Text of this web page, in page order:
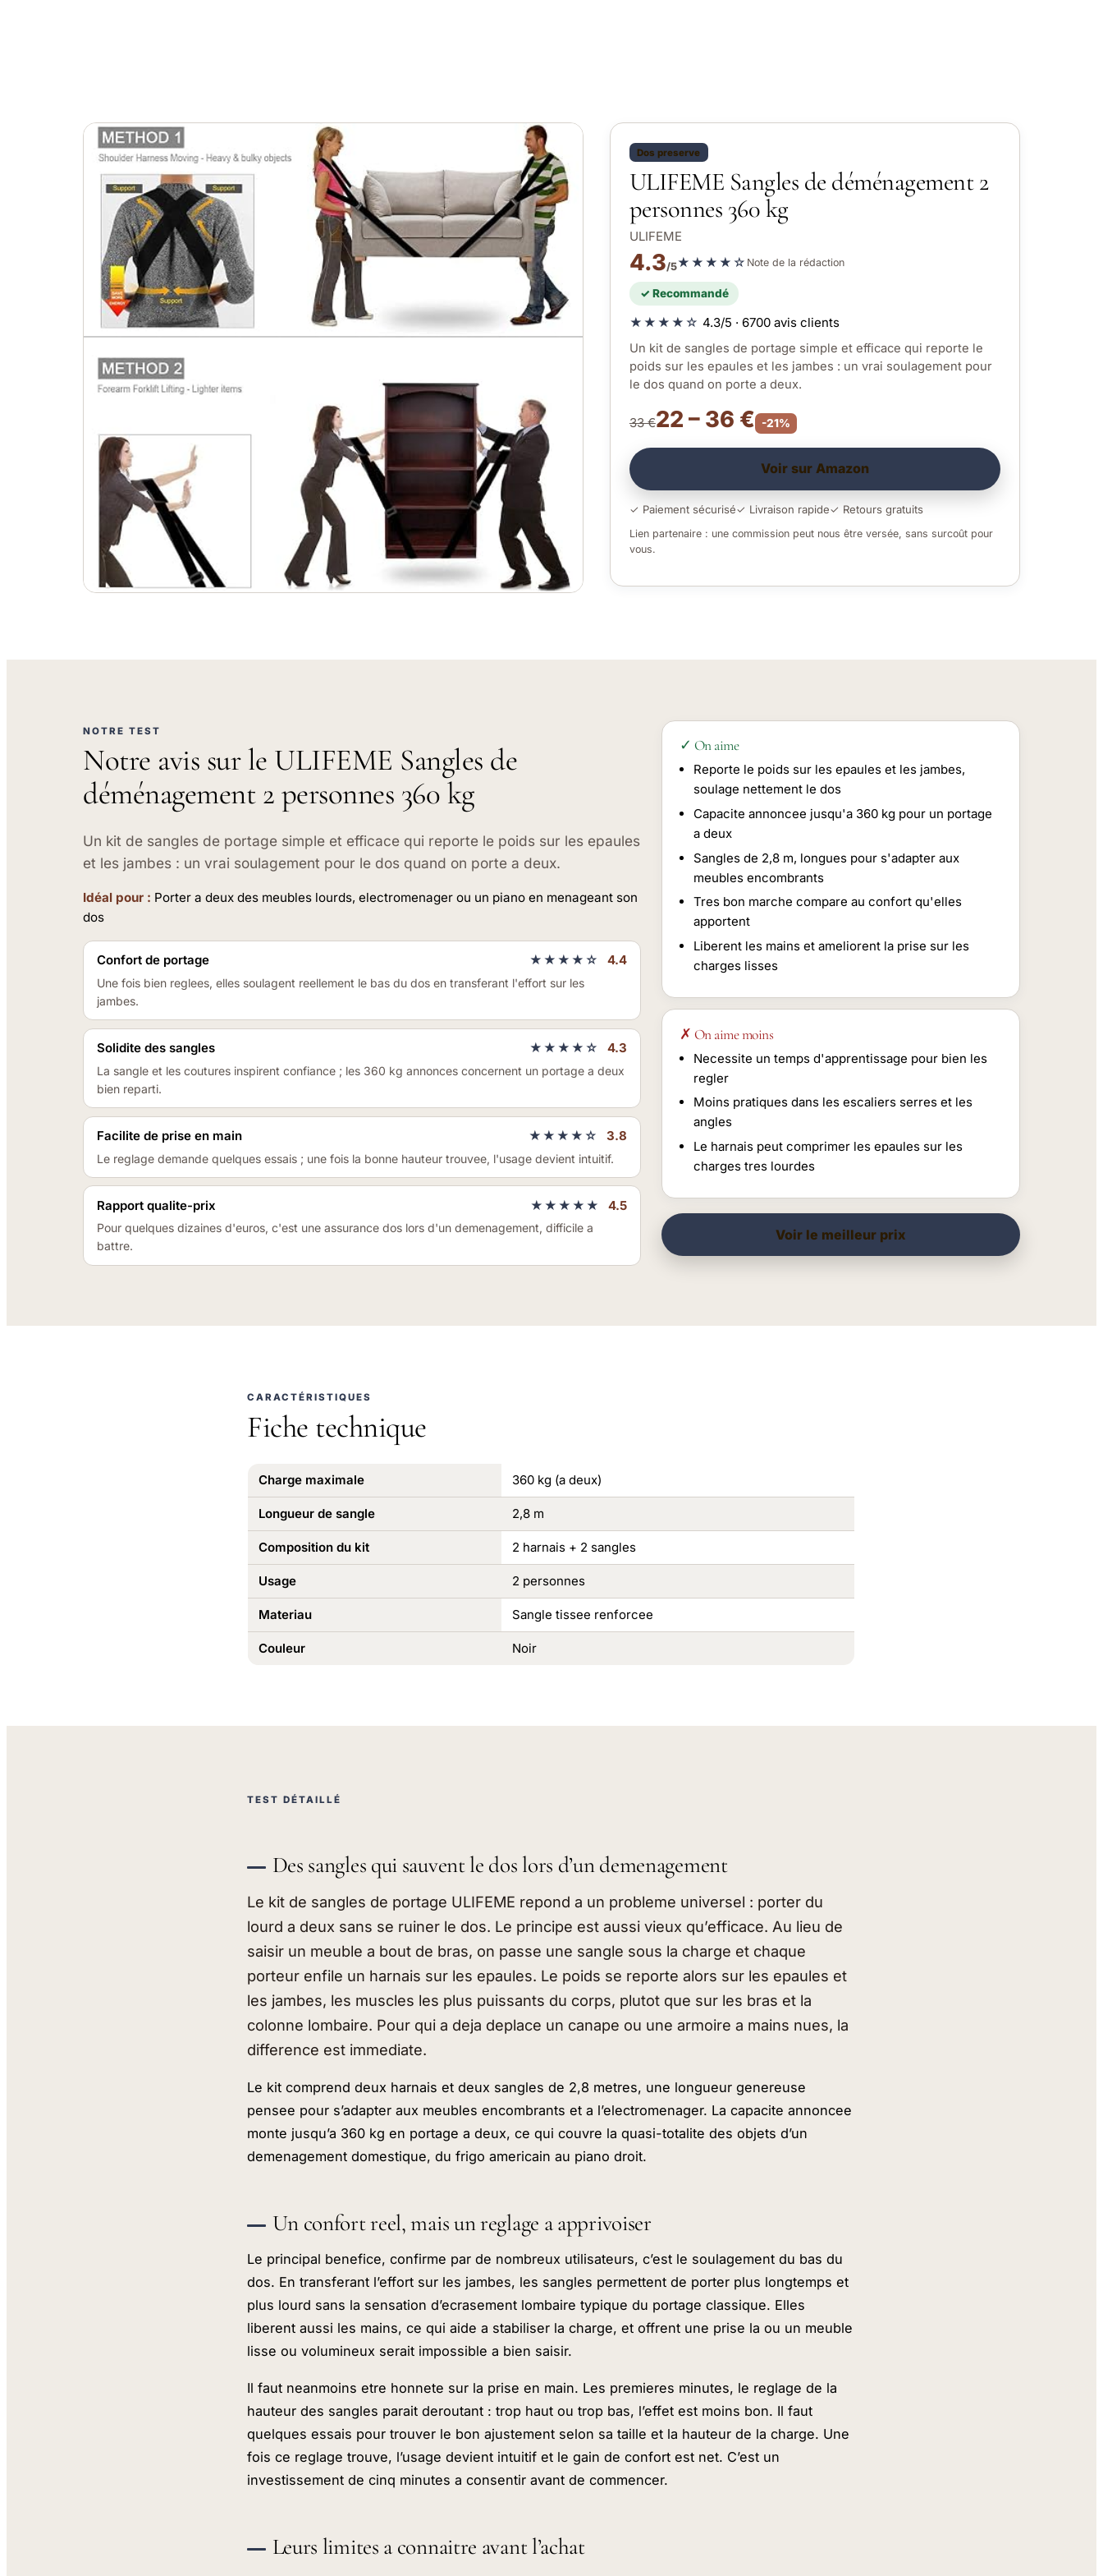
Dos preserve
ULIFEME Sangles de déménagement 2
personnes 360 kg
ULIFEME
4.3/5★★★★☆ Note de la rédaction
✓ Recommandé
★★★★☆ 4.3/5 · 6700 avis clients
Un kit de sangles de portage simple et efficace qui reporte le
poids sur les epaules et les jambes : un vrai soulagement pour
le dos quand on porte a deux.
33 €22 – 36 € -21%
Voir sur Amazon
✓ Paiement sécurisé✓ Livraison rapide✓ Retours gratuits
Lien partenaire : une commission peut nous être versée, sans surcoût pour
vous.
NOTRE TEST
Notre avis sur le ULIFEME Sangles de
déménagement 2 personnes 360 kg
Un kit de sangles de portage simple et efficace qui reporte le poids sur les epaules
et les jambes : un vrai soulagement pour le dos quand on porte a deux.
Idéal pour : Porter a deux des meubles lourds, electromenager ou un piano en menageant son
dos
Confort de portage ★★★★☆ 4.4
Une fois bien reglees, elles soulagent reellement le bas du dos en transferant l'effort sur les
jambes.
Solidite des sangles ★★★★☆ 4.3
La sangle et les coutures inspirent confiance ; les 360 kg annonces concernent un portage a deux
bien reparti.
Facilite de prise en main ★★★★☆ 3.8
Le reglage demande quelques essais ; une fois la bonne hauteur trouvee, l'usage devient intuitif.
Rapport qualite-prix ★★★★★ 4.5
Pour quelques dizaines d'euros, c'est une assurance dos lors d'un demenagement, difficile a
battre.
✓ On aime
Reporte le poids sur les epaules et les jambes,
soulage nettement le dos
Capacite annoncee jusqu'a 360 kg pour un portage
a deux
Sangles de 2,8 m, longues pour s'adapter aux
meubles encombrants
Tres bon marche compare au confort qu'elles
apportent
Liberent les mains et ameliorent la prise sur les
charges lisses
✗ On aime moins
Necessite un temps d'apprentissage pour bien les
regler
Moins pratiques dans les escaliers serres et les
angles
Le harnais peut comprimer les epaules sur les
charges tres lourdes
Voir le meilleur prix
CARACTÉRISTIQUES
Fiche technique
Charge maximale 360 kg (a deux)
Longueur de sangle 2,8 m
Composition du kit 2 harnais + 2 sangles
Usage 2 personnes
Materiau Sangle tissee renforcee
Couleur Noir
TEST DÉTAILLÉ
Des sangles qui sauvent le dos lors d’un demenagement
Le kit de sangles de portage ULIFEME repond a un probleme universel : porter du
lourd a deux sans se ruiner le dos. Le principe est aussi vieux qu’efficace. Au lieu de
saisir un meuble a bout de bras, on passe une sangle sous la charge et chaque
porteur enfile un harnais sur les epaules. Le poids se reporte alors sur les epaules et
les jambes, les muscles les plus puissants du corps, plutot que sur les bras et la
colonne lombaire. Pour qui a deja deplace un canape ou une armoire a mains nues, la
difference est immediate.
Le kit comprend deux harnais et deux sangles de 2,8 metres, une longueur genereuse
pensee pour s’adapter aux meubles encombrants et a l’electromenager. La capacite annoncee
monte jusqu’a 360 kg en portage a deux, ce qui couvre la quasi-totalite des objets d’un
demenagement domestique, du frigo americain au piano droit.
Un confort reel, mais un reglage a apprivoiser
Le principal benefice, confirme par de nombreux utilisateurs, c’est le soulagement du bas du
dos. En transferant l’effort sur les jambes, les sangles permettent de porter plus longtemps et
plus lourd sans la sensation d’ecrasement lombaire typique du portage classique. Elles
liberent aussi les mains, ce qui aide a stabiliser la charge, et offrent une prise la ou un meuble
lisse ou volumineux serait impossible a bien saisir.
Il faut neanmoins etre honnete sur la prise en main. Les premieres minutes, le reglage de la
hauteur des sangles parait deroutant : trop haut ou trop bas, l’effet est moins bon. Il faut
quelques essais pour trouver le bon ajustement selon sa taille et la hauteur de la charge. Une
fois ce reglage trouve, l’usage devient intuitif et le gain de confort est net. C’est un
investissement de cinq minutes a consentir avant de commencer.
Leurs limites a connaitre avant l’achat